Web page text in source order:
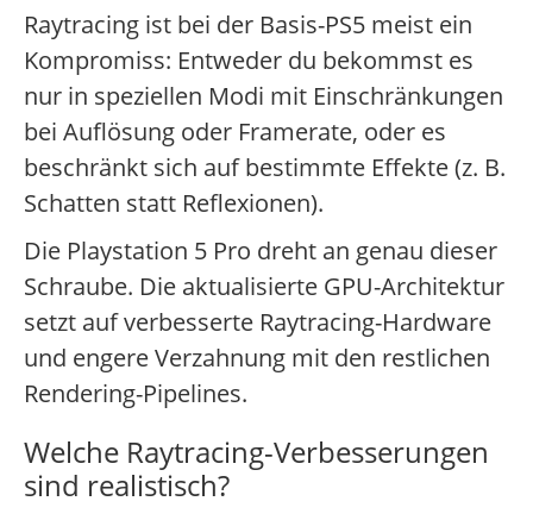
Raytracing ist bei der Basis-PS5 meist ein
Kompromiss: Entweder du bekommst es
nur in speziellen Modi mit Einschränkungen
bei Auflösung oder Framerate, oder es
beschränkt sich auf bestimmte Effekte (z. B.
Schatten statt Reflexionen).
Die Playstation 5 Pro dreht an genau dieser
Schraube. Die aktualisierte GPU-Architektur
setzt auf verbesserte Raytracing-Hardware
und engere Verzahnung mit den restlichen
Rendering-Pipelines.
Welche Raytracing-Verbesserungen
sind realistisch?